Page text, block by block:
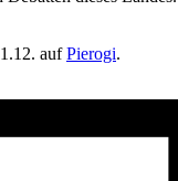
aufPierogi.